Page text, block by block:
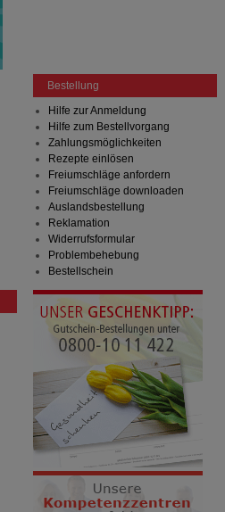
Bestellung
Hilfe zur Anmeldung
Hilfe zum Bestellvorgang
Zahlungsmöglichkeiten
Rezepte einlösen
Freiumschläge anfordern
Freiumschläge downloaden
Auslandsbestellung
Reklamation
Widerrufsformular
Problembehebung
Bestellschein